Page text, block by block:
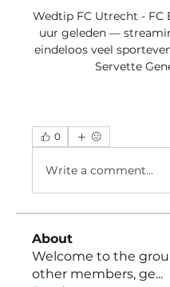
Wedtip FC Utrecht - FC
uur geleden —
eindeloos veel
Servette
0
Write a comment...
About
Welcome to the
other members, ge...